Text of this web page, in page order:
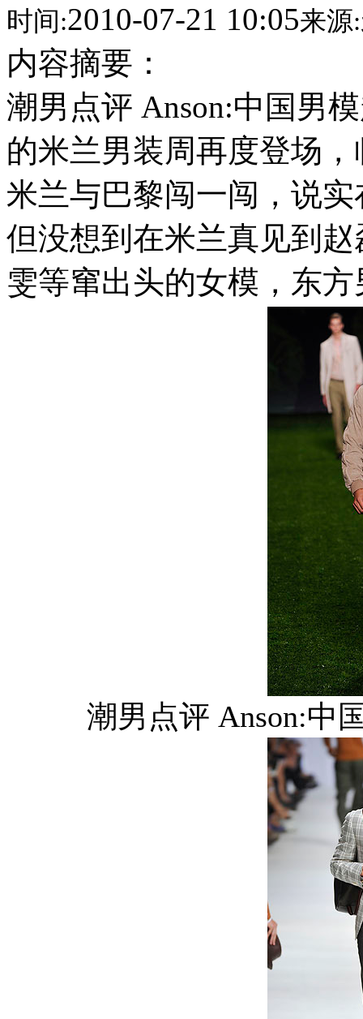
时间:2010-07-21 10:05来源:
内容摘要：
潮男点评 Anson:中国男
的米兰男装周再度登场
米兰与巴黎闯一闯，说
但没想到在米兰真见到
雯等窜出头的女模，东
潮男点评 Anson:中